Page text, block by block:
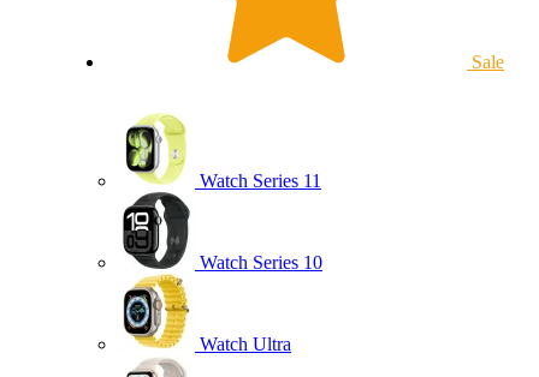
Sale
Watch Series 11
Watch Series 10
Watch Ultra